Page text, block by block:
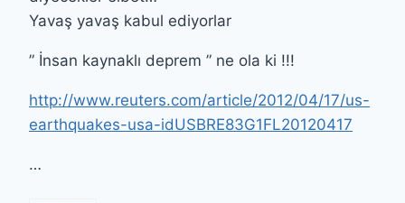
Yavaş yavaş kabul ediyorlar
” İnsan kaynaklı deprem ” ne ola ki !!!
http://www.reuters.com/article/2012/04/17/us-
earthquakes-usa-idUSBRE83G1FL20120417
…